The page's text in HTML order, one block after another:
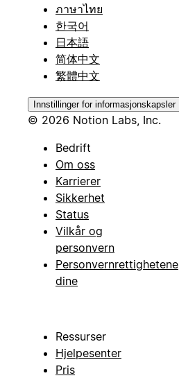
ภาษาไทย
한국어
日本語
简体中文
繁體中文
Innstillinger for informasjonskapsler
© 2026 Notion Labs, Inc.
Bedrift
Om oss
Karrierer
Sikkerhet
Status
Vilkår og
personvern
Personvernrettighetene
dine
Ressurser
Hjelpesenter
Pris